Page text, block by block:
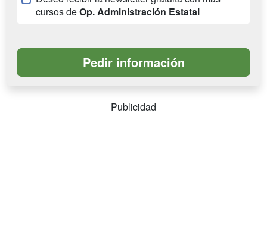
cursos deOp. Administración Estatal
Publicidad